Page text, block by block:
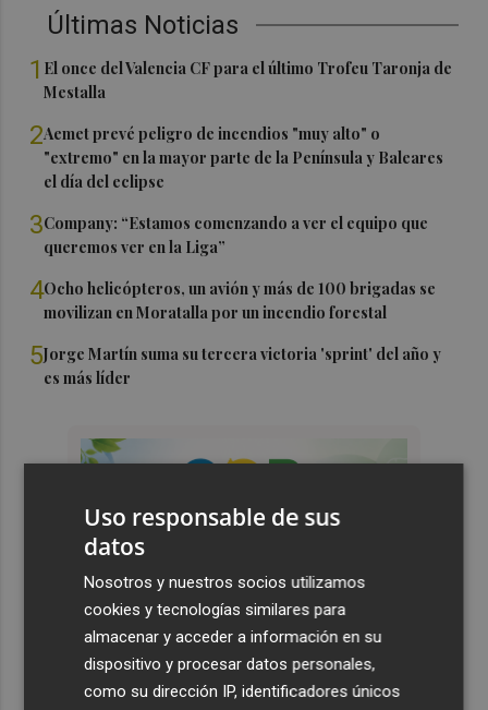
Últimas Noticias
1 El once del Valencia CF para el último Trofeu Taronja de
Mestalla
2Aemet prevé peligro de incendios "muy alto" o
"extremo" en la mayor parte de la Península y Baleares
el día del eclipse
3Company: “Estamos comenzando a ver el equipo que
queremos ver en la Liga”
4Ocho helicópteros, un avión y más de 100 brigadas se
movilizan en Moratalla por un incendio forestal
5Jorge Martín suma su tercera victoria 'sprint' del año y
es más líder
Uso responsable de sus
datos
Nosotros y nuestros socios utilizamos
cookies y tecnologías similares para
almacenar y acceder a información en su
dispositivo y procesar datos personales,
como su dirección IP, identificadores únicos